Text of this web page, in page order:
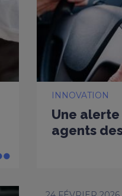
INNOVATION
Une alerte
agents